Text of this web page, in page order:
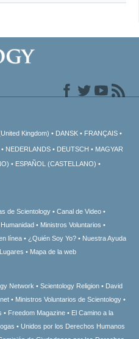
Kingdom) DANSK FRANÇAIS
NEDERLANDS DEUTSCH
MAGYAR
ESPAÑOL (CASTELLANO)
de Scientology
Canal de Video
Ministros Voluntarios
línea ¿Quién Soy Yo?
Nuestra Ayuda
Lugares Mapa de la web
Network Scientology Religion
David
Ministros Voluntarios de Scientology
Freedom Magazine
El Camino a la
Unidos por los Derechos Humanos